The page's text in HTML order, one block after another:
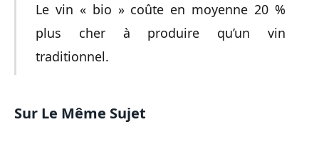
Le vin « bio » coûte en moyenne 20 %
plus cher à produire qu’un vin
traditionnel.
Sur Le Même Sujet